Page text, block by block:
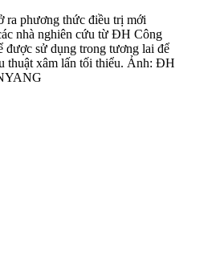
nhà nghiên cứu từ ĐH Công
được sử dụng trong tương lai để
thuật xâ‌m lấ‌n tối thiểu. Ảnh: ĐH